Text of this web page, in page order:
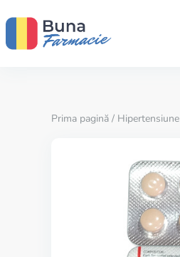
Prima pagină / Hipertensiune